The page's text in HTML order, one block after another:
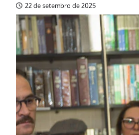
22 de setembro de 2025